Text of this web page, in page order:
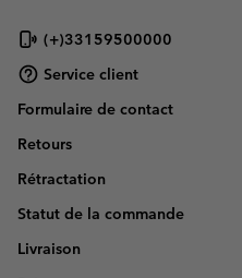
(+)33159500000
Service client
Formulaire de contact
Retours
Rétractation
Statut de la commande
Livraison